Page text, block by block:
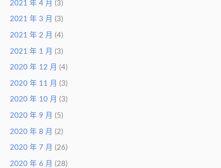
2021 年 4 月 (3)
2021 年 3 月 (3)
2021 年 2 月 (4)
2021 年 1 月 (3)
2020 年 12 月 (4)
2020 年 11 月 (3)
2020 年 10 月 (3)
2020 年 9 月 (5)
2020 年 8 月 (2)
2020 年 7 月 (26)
2020 年 6 月 (28)